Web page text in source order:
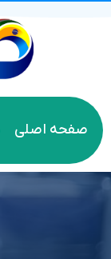
صفحه اصلی